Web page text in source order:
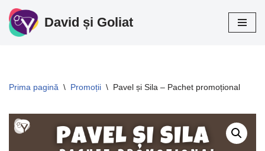
Sari
David și Goliat
Prima pagină \ Promoții \ Pavel și Sila – Pachet promoțional